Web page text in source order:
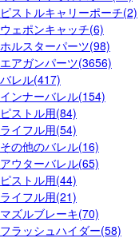
ピストルキャリーポーチ(2)
ウェポンキャッチ(6)
ホルスターパーツ(98)
エアガンパーツ(3656)
バレル(417)
インナーバレル(154)
ピストル用(84)
ライフル用(54)
その他のバレル(16)
アウターバレル(65)
ピストル用(44)
ライフル用(21)
マズルブレーキ(70)
フラッシュハイダー(58)